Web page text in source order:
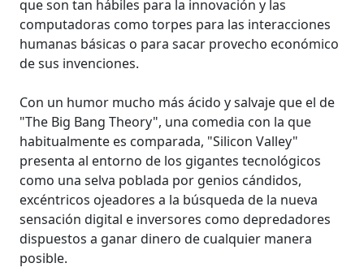
que son tan hábiles para la innovación y las
computadoras como torpes para las interacciones
humanas básicas o para sacar provecho económico
de sus invenciones.
Con un humor mucho más ácido y salvaje que el de
"The Big Bang Theory", una comedia con la que
habitualmente es comparada, "Silicon Valley"
presenta al entorno de los gigantes tecnológicos
como una selva poblada por genios cándidos,
excéntricos ojeadores a la búsqueda de la nueva
sensación digital e inversores como depredadores
dispuestos a ganar dinero de cualquier manera
posible.